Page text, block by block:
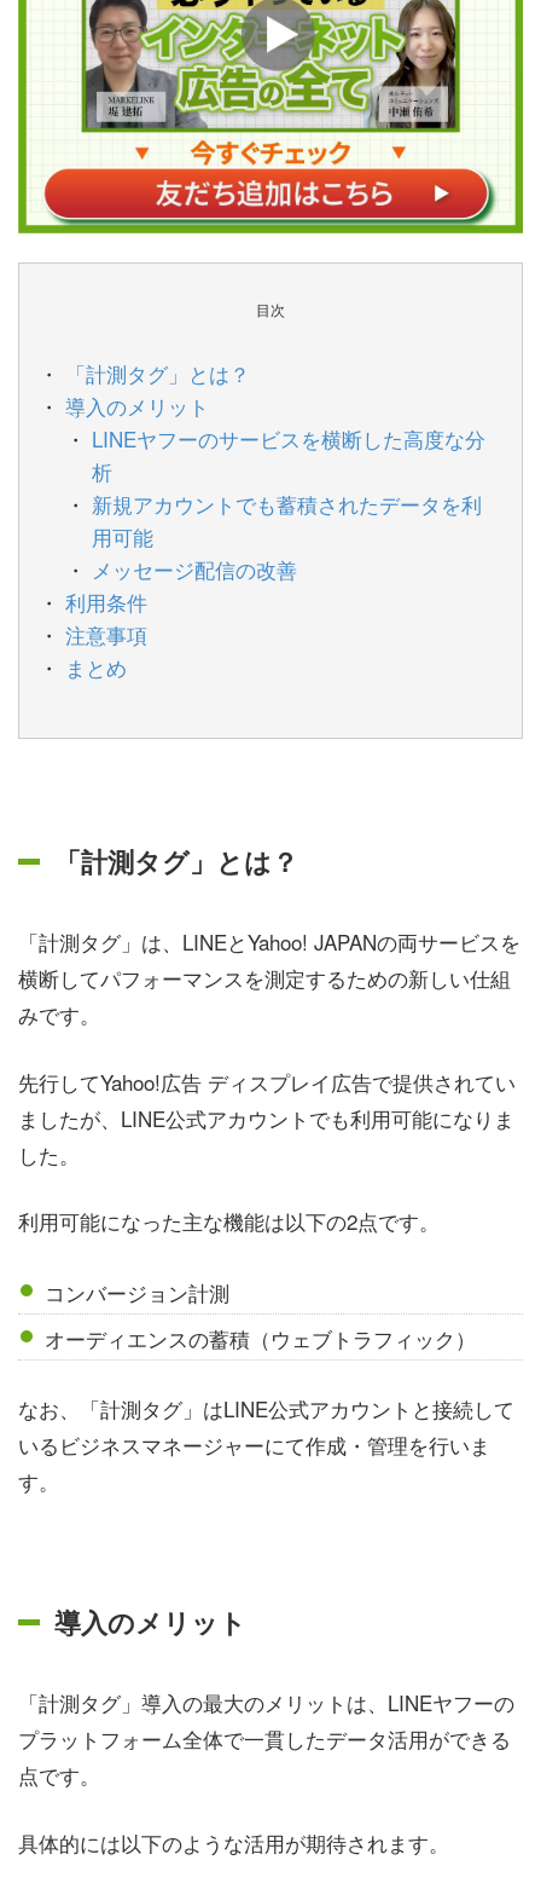
目次
「計測タグ」とは？
導入のメリット
LINEヤフーのサービスを横断した高度な分
析
新規アカウントでも蓄積されたデータを利
用可能
メッセージ配信の改善
利用条件
注意事項
まとめ
「計測タグ」とは？
「計測タグ」は、LINEとYahoo! JAPANの両サービスを
横断してパフォーマンスを測定するための新しい仕組
みです。
先行してYahoo!広告 ディスプレイ広告で提供されてい
ましたが、LINE公式アカウントでも利用可能になりま
した。
利用可能になった主な機能は以下の2点です。
コンバージョン計測
オーディエンスの蓄積（ウェブトラフィック）
なお、「計測タグ」はLINE公式アカウントと接続して
いるビジネスマネージャーにて作成・管理を行いま
す。
導入のメリット
「計測タグ」導入の最大のメリットは、LINEヤフーの
プラットフォーム全体で一貫したデータ活用ができる
点です。
具体的には以下のような活用が期待されます。